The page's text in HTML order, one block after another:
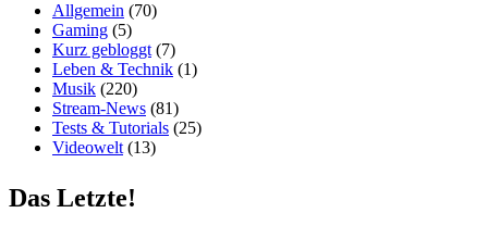
Allgemein (70)
Gaming (5)
Kurz gebloggt (7)
Leben & Technik (1)
Musik (220)
Stream-News (81)
Tests & Tutorials (25)
Videowelt (13)
Das Letzte!